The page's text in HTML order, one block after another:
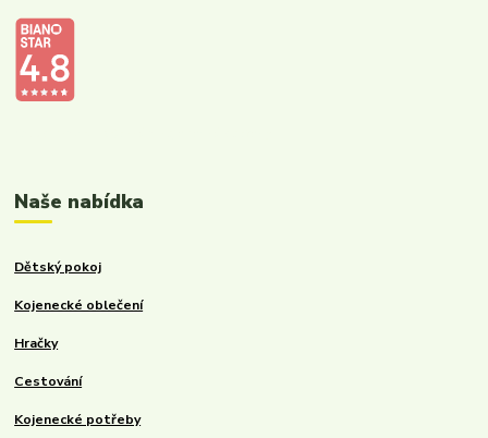
Naše nabídka
Dětský pokoj
Kojenecké oblečení
Hračky
Cestování
Kojenecké potřeby